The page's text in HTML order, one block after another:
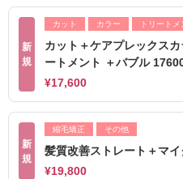
新
規
カット カラー トリートメ
カット＋ケアプレックス
ートメント ＋バブル
¥17,600
新
規
縮毛矯正 その他
髪質改善ストレート＋マ
¥19,800